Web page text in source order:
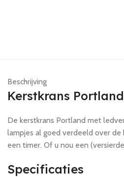
Beschrijving
Kerstkrans
De kerstkrans Portland met
lampjes al goed verdeeld over
een timer. Of u nou een
Specificaties